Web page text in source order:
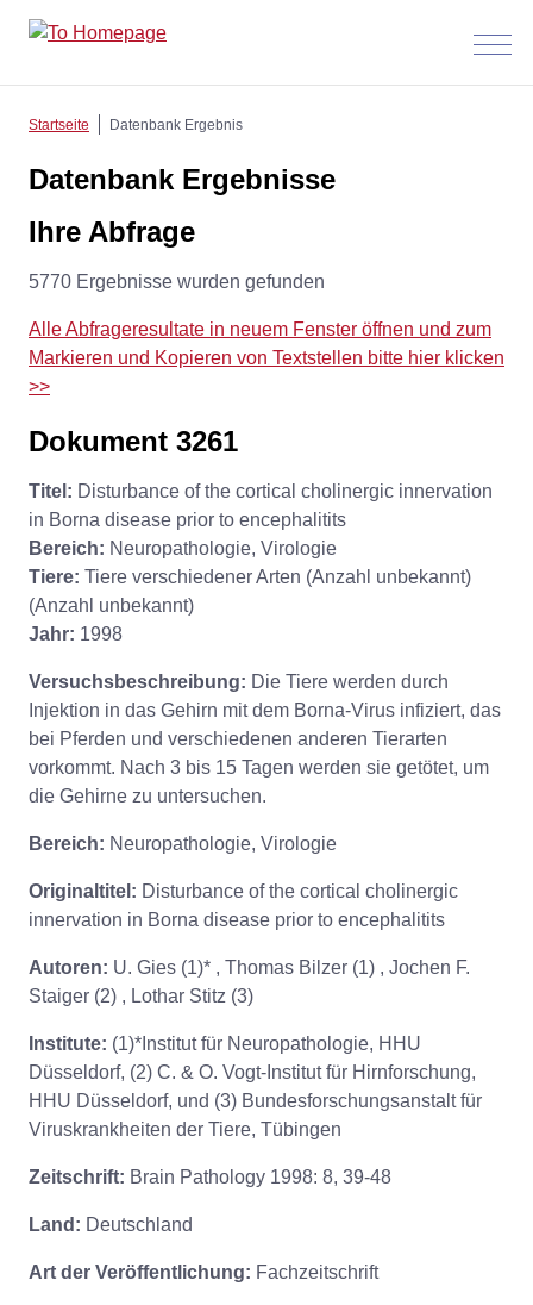
Menü
Startseite Datenbank Ergebnis
Datenbank Ergebnisse
Ihre Abfrage
5770 Ergebnisse wurden gefunden
Alle Abfrageresultate in neuem Fenster öffnen und zum
Markieren und Kopieren von Textstellen bitte hier klicken
>>
Dokument 3261
Titel: Disturbance of the cortical cholinergic innervation
in Borna disease prior to encephalitits
Bereich: Neuropathologie, Virologie
Tiere: Tiere verschiedener Arten (Anzahl unbekannt)
(Anzahl unbekannt)
Jahr: 1998
Versuchsbeschreibung: Die Tiere werden durch
Injektion in das Gehirn mit dem Borna-Virus infiziert, das
bei Pferden und verschiedenen anderen Tierarten
vorkommt. Nach 3 bis 15 Tagen werden sie getötet, um
die Gehirne zu untersuchen.
Bereich: Neuropathologie, Virologie
Originaltitel: Disturbance of the cortical cholinergic
innervation in Borna disease prior to encephalitits
Autoren: U. Gies (1)* , Thomas Bilzer (1) , Jochen F.
Staiger (2) , Lothar Stitz (3)
Institute: (1)*Institut für Neuropathologie, HHU
Düsseldorf, (2) C. & O. Vogt-Institut für Hirnforschung,
HHU Düsseldorf, und (3) Bundesforschungsanstalt für
Viruskrankheiten der Tiere, Tübingen
Zeitschrift: Brain Pathology 1998: 8, 39-48
Land: Deutschland
Art der Veröffentlichung: Fachzeitschrift